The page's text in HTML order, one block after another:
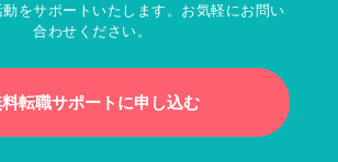
をサポートいたします。お気軽にお問い
合わせください。
転職サポートに申し込む